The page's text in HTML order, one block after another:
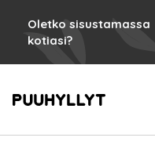
Oletko sisustamassa
kotiasi?